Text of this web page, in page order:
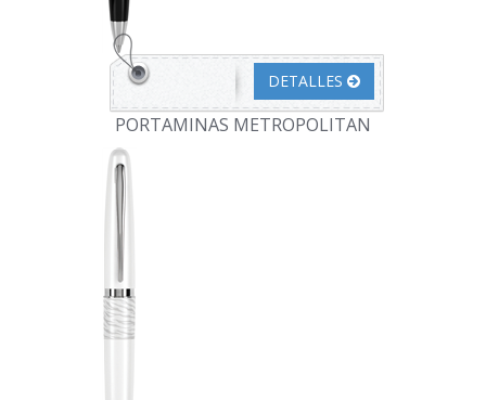
DETALLES
PORTAMINAS METROPOLITAN